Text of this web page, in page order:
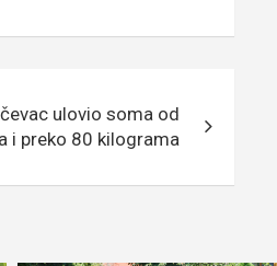
ulovio soma od
i preko 80 kilograma